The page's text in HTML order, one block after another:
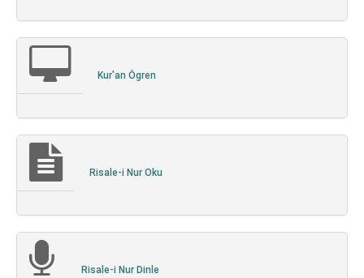
Kur'an Ögren
Risale-i Nur Oku
Risale-i Nur Dinle